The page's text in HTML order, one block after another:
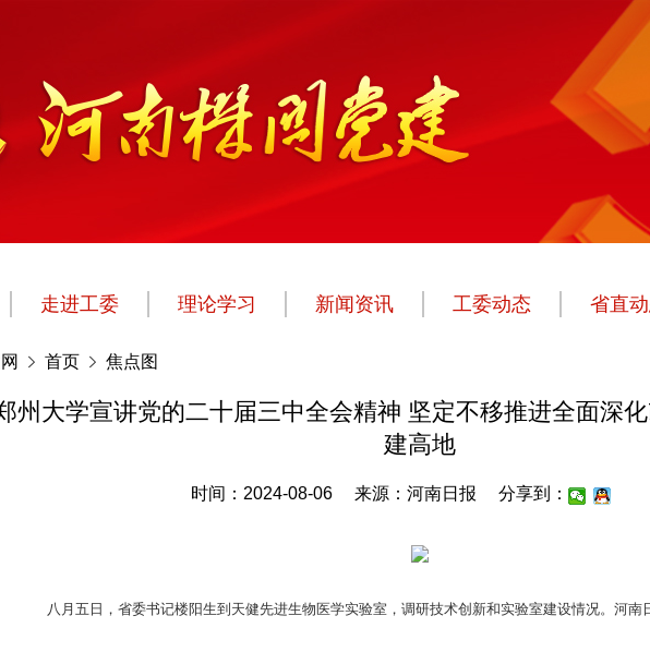
走进工委 理论学习 新闻资讯 工委动态 省直
首页 焦点图
州大学宣讲党的二十届三中全会精神 坚定不移推进全面深
建高地
时间：2024-08-06 来源：河南日报 分享到：
八月五日，省委书记楼阳生到天健先进生物医学实验室，调研技术创新和实验室建设情况。河南